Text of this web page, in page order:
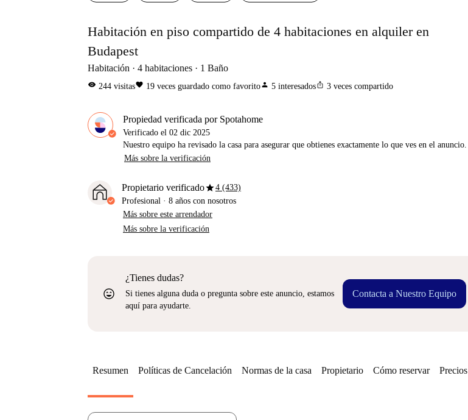
Habitación en piso compartido de 4 habitaciones en alquiler en
Budapest
Habitación 4 habitaciones 1 Baño
visibility 244 visitasfavorite 19 veces guardado como favoritoperson 5 interesadosios_share 3 veces compartido
Propiedad verificada por Spotahome
Verificado el 02 dic 2025
Nuestro equipo ha revisado la casa para asegurar que obtienes exactamente lo que ves en el anuncio.
Más sobre la verificación
Propietario verificadostar4 (433)
Profesional · 8 años con nosotros
Más sobre este arrendador
Más sobre la verificación
sentiment_very_satisfied
¿Tienes dudas?
Si tienes alguna duda o pregunta sobre este anuncio, estamos
aquí para ayudarte.
Contacta a Nuestro Equipo
Resumen Políticas de Cancelación Normas de la casa Propietario Cómo reservar Precios